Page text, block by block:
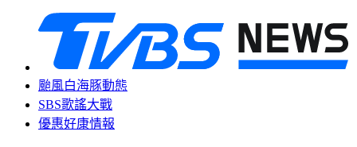
颱風白海豚動態
SBS歌謠大戰
優惠好康情報